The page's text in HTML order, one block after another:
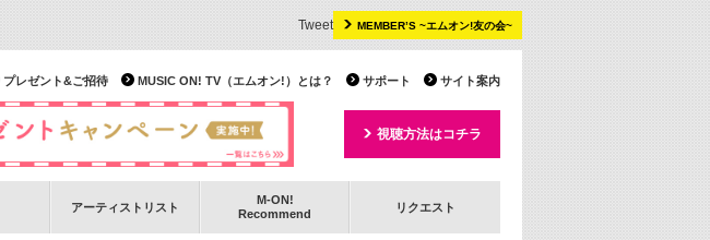
MEMBER’S ~エムオン!友の会~
Tweet
サイト案内
サポート
MUSIC ON! TV（エムオン!）とは？
プレゼント&ご招待
視聴方法はコチラ
アーティストリスト
M-ON!
Recommend
リクエスト